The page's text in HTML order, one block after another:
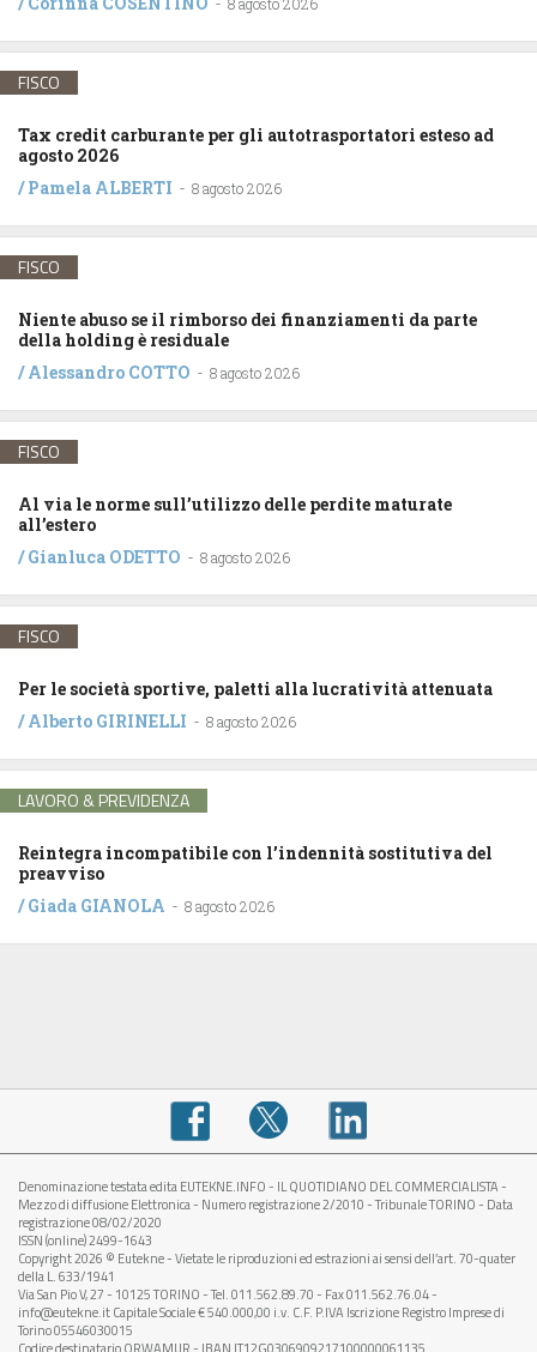
FISCO
Tax credit carburante per gli autotrasportatori esteso ad
agosto 2026
/Pamela ALBERTI - 8 agosto 2026
FISCO
Niente abuso se il rimborso dei finanziamenti da parte
della holding è residuale
/Alessandro COTTO - 8 agosto 2026
FISCO
Al via le norme sull’utilizzo delle perdite maturate
all’estero
/Gianluca ODETTO - 8 agosto 2026
FISCO
Per le società sportive, paletti alla lucratività attenuata
/Alberto GIRINELLI - 8 agosto 2026
LAVORO & PREVIDENZA
Reintegra incompatibile con l’indennità sostitutiva del
preavviso
/Giada GIANOLA - 8 agosto 2026
Denominazione testata edita EUTEKNE.INFO - IL QUOTIDIANO DEL COMMERCIALISTA -
Mezzo di diffusione Elettronica - Numero registrazione 2/2010 - Tribunale TORINO - Data
registrazione 08/02/2020
ISSN (online) 2499-1643
Copyright 2026 © Eutekne - Vietate le riproduzioni ed estrazioni ai sensi dell’art. 70-quater
della L. 633/1941
Via San Pio V, 27 - 10125 TORINO - Tel. 011.562.89.70 - Fax 011.562.76.04 -
info@eutekne.it Capitale Sociale € 540.000,00 i.v. C.F. P.IVA Iscrizione Registro Imprese di
Torino 05546030015